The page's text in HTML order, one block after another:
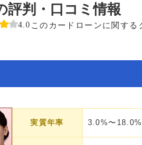
評判・口コミ情報
4.0 このカードローンに関する
実質年率 3.0%〜18.0%